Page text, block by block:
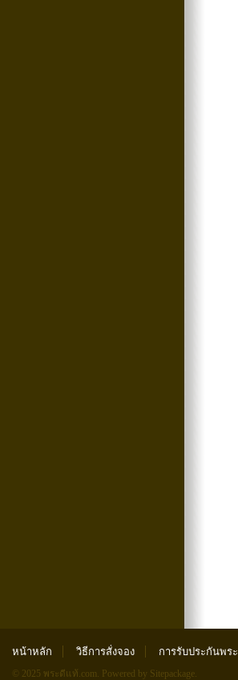
หน้าหลัก วิธีการสั่งจอง การรับประกันพระ
© 2025 พระดีแท้.com. Powered by Sitepackage.